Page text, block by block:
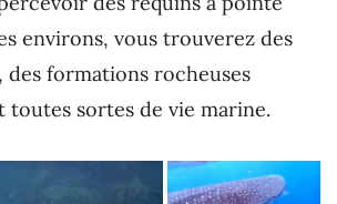
environs, vous trouverez des
formations rocheuses
toutes sortes de vie marine.